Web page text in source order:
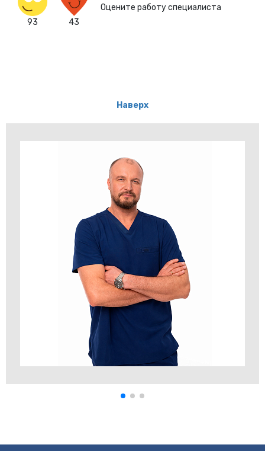
93 43
Оцените работу специалиста
Наверх